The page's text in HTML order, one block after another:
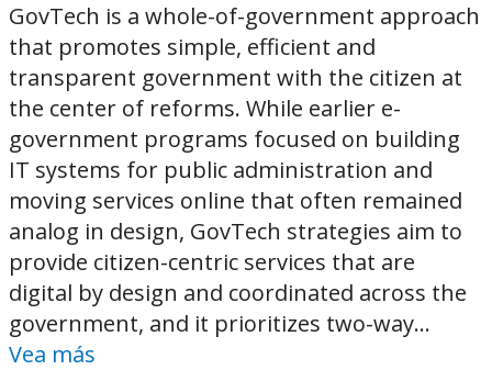
GovTech is a whole-of-government approach
that promotes simple, efficient and
transparent government with the citizen at
the center of reforms. While earlier e-
government programs focused on building
IT systems for public administration and
moving services online that often remained
analog in design, GovTech strategies aim to
provide citizen-centric services that are
digital by design and coordinated across the
government, and it prioritizes two-way...
Vea más